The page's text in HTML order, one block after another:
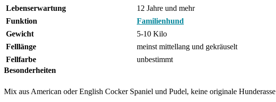
Lebenserwartung
12 Jahre und mehr
Funktion
Familienhund
Gewicht
5-10 Kilo
Felllänge
meinst mittellang und gekräuselt
Fellfarbe
unbestimmt
Besonderheiten
Mix aus American oder English Cocker Spaniel und Pudel, keine originale Hunderasse